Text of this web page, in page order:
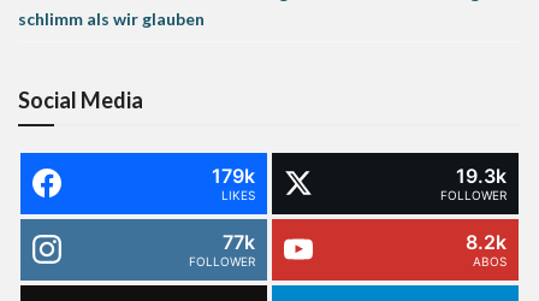
schlimm als wir glauben
Social Media
179k
LIKES
19.3k
FOLLOWER
77k
FOLLOWER
8.2k
ABOS